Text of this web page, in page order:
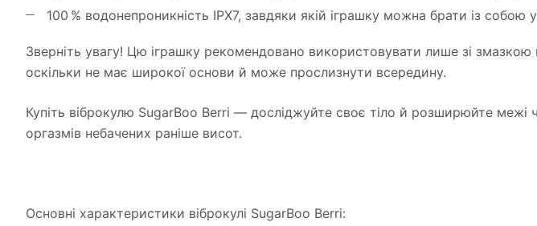
100 % водонепроникність IPX7, завдяки якій іграшку можна брати із собою
Зверніть увагу! Цю іграшку рекомендовано використовувати лише зі
оскільки не має широкої основи й може прослизнути всередину.
Купіть віброкулю SugarBoo Berri — досліджуйте своє тіло й розширюйте межі
оргазмів небачених раніше висот.
Основні характеристики віброкулі SugarBoo Berri: